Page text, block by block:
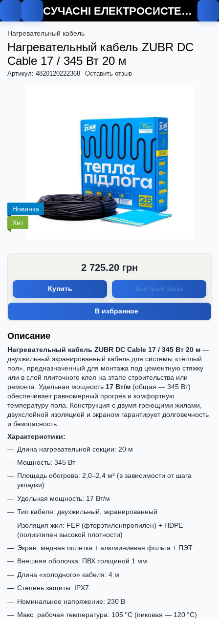
СУЧАСНІ ЕЛЕКТРОСИСТЕМИ
Нагревательный кабель
Нагревательный кабель ZUBR DC
Cable 17 / 345 Вт 20 м
Артикул: 4820120222368 Оставить отзыв
Новинка
Хит
2 725.20 грн
Купить Быстрый заказ
В избранное
Описание
Нагревательный кабель ZUBR DC Cable 17 / 345 Вт 20 м —
двухжильный экранированный кабель для системы «тёплый
пол», предназначенный для монтажа под цементную стяжку
или в слой плиточного клея на этапе строительства или
ремонта. Удельная мощность 17 Вт/м (общая — 345 Вт)
обеспечивает равномерный прогрев и комфортную
температуру пола. Конструкция с двумя греющими жилами,
двухслойной изоляцией и экраном гарантирует долговечность
и безопасность.
Характеристики:
Длина нагревательной секции: 20 м
Мощность: 345 Вт
Площадь обогрева: 2,0–2,4 м² (в зависимости от шага
укладки)
Удельная мощность: 17 Вт/м
Тип кабеля: двухжильный, экранированный
Изоляция жил: FEP (фторэтиленпропилен) + HDPE
(полиэтилен высокой плотности)
Экран: медная оплётка + алюминиевая фольга + ПЭТ
Внешняя оболочка: ПВХ толщиной 1 мм
Длина «холодного» кабеля: 4 м
Степень защиты: IPX7
Номинальное напряжение: 230 В
Макс. рабочая температура: 105 °C (пиковая — 120 °C)